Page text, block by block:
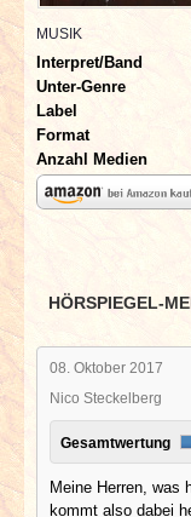
SPECIALS
REDAKTION
LINKS
ARCHIV
MUSIK
Interpret/Band
Unter-Genre
Label
Format
Anzahl Medien
HÖRSPIEGEL-
08. Oktober 2017
Nico Steckelberg
Gesamtwertung
Meine Herren, was
kommt also dabei